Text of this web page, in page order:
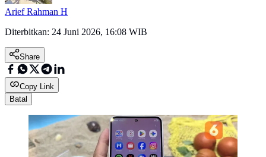
Arief Rahman H
Diterbitkan: 24 Juni 2026, 16:08 WIB
Share
Copy Link
Batal